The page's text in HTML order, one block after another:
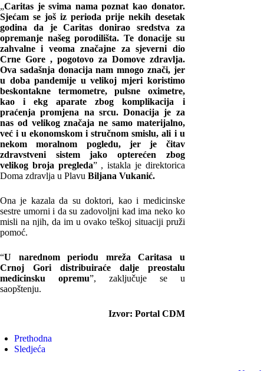
„Caritas je svima nama poznat kao donator.
Sjećam se još iz perioda prije nekih desetak
godina da je Caritas donirao sredstva za
opremanje našeg porodilišta. Te donacije su
zahvalne i veoma značajne za sjeverni dio
Crne Gore , pogotovo za Domove zdravlja.
Ova sadašnja donacija nam mnogo znači, jer
u doba pandemije u velikoj mjeri koristimo
beskontakne termometre, pulsne oximetre,
kao i ekg aparate zbog komplikacija i
praćenja promjena na srcu. Donacija je za
nas od velikog značaja ne samo materijalno,
već i u ekonomskom i stručnom smislu, ali i u
nekom moralnom pogledu, jer je čitav
zdravstveni sistem jako opterećen zbog
velikog broja pregleda” , istakla je direktorica
Doma zdravlja u Plavu Biljana Vukanić.
Ona je kazala da su doktori, kao i medicinske
sestre umorni i da su zadovoljni kad ima neko ko
misli na njih, da im u ovako teškoj situaciji pruži
pomoć.
“U narednom periodu mreža Caritasa u
Crnoj Gori distribuiraće dalje preostalu
medicinsku opremu”, zaključuje se u
saopštenju.
Izvor: Portal CDM
Prethodna
Sledjeća